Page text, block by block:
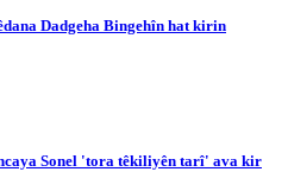
Dadgeha Bingehîn hat kirin
Sonel 'tora têkiliyên tarî' ava kir